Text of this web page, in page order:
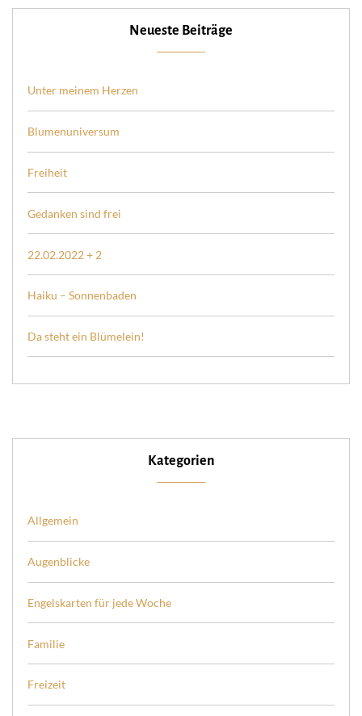
Neueste Beiträge
Unter meinem Herzen
Blumenuniversum
Freiheit
Gedanken sind frei
22.02.2022 + 2
Haiku – Sonnenbaden
Da steht ein Blümelein!
Kategorien
Allgemein
Augenblicke
Engelskarten für jede Woche
Familie
Freizeit